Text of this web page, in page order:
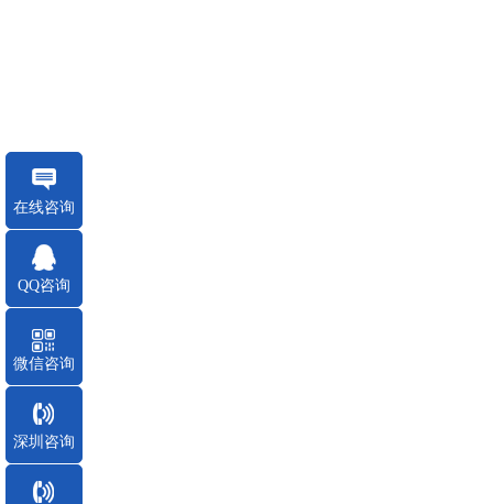
在线咨询
QQ咨询
微信咨询
深圳咨询